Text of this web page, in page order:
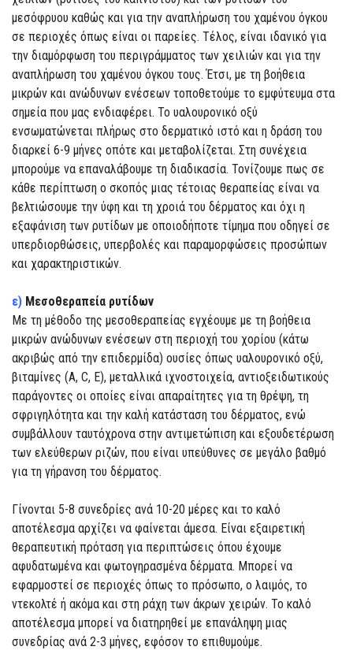
μεσόφρυου καθώς και για την αναπλήρωση του χαμένου όγκου
σε περιοχές όπως είναι οι παρείες. Τέλος, είναι ιδανικό για
την διαμόρφωση του περιγράμματος των χειλιών και για την
αναπλήρωση του χαμένου όγκου τους. Έτσι, με τη βοήθεια
μικρών και ανώδυνων ενέσεων τοποθετούμε το εμφύτευμα στα
σημεία που μας ενδιαφέρει. Το υαλουρονικό οξύ
ενσωματώνεται πλήρως στο δερματικό ιστό και η δράση του
διαρκεί 6-9 μήνες οπότε και μεταβολίζεται. Στη συνέχεια
μπορούμε να επαναλάβουμε τη διαδικασία. Τονίζουμε πως σε
κάθε περίπτωση ο σκοπός μιας τέτοιας θεραπείας είναι να
βελτιώσουμε την ύφη και τη χροιά του δέρματος και όχι η
εξαφάνιση των ρυτίδων με οποιοδήποτε τίμημα που οδηγεί σε
υπερδιορθώσεις, υπερβολές και παραμορφώσεις προσώπων
και χαρακτηριστικών.
ε) Μεσοθεραπεία ρυτίδων
Με τη μέθοδο της μεσοθεραπείας εγχέουμε με τη βοήθεια
μικρών ανώδυνων ενέσεων στη περιοχή του χορίου (κάτω
ακριβώς από την επιδερμίδα) ουσίες όπως υαλουρονικό οξύ,
βιταμίνες (Α, C, E), μεταλλικά ιχνοστοιχεία, αντιοξειδωτικούς
παράγοντες οι οποίες είναι απαραίτητες για τη θρέψη, τη
σφριγηλότητα και την καλή κατάσταση του δέρματος, ενώ
συμβάλλουν ταυτόχρονα στην αντιμετώπιση και εξουδετέρωση
των ελεύθερων ριζών, που είναι υπεύθυνες σε μεγάλο βαθμό
για τη γήρανση του δέρματος.
Γίνονται 5-8 συνεδρίες ανά 10-20 μέρες και το καλό
αποτέλεσμα αρχίζει να φαίνεται άμεσα. Είναι εξαιρετική
θεραπευτική πρόταση για περιπτώσεις όπου έχουμε
αφυδατωμένα και φωτογηρασμένα δέρματα. Μπορεί να
εφαρμοστεί σε περιοχές όπως το πρόσωπο, ο λαιμός, το
ντεκολτέ ή ακόμα και στη ράχη των άκρων χειρών. Το καλό
αποτέλεσμα μπορεί να διατηρηθεί με επανάληψη μιας
συνεδρίας ανά 2-3 μήνες, εφόσον το επιθυμούμε.